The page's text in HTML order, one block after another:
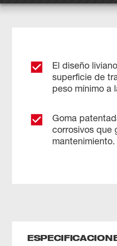
El diseño
superficie de
peso mínimo a
Goma
corrosivos que
mantenimiento.